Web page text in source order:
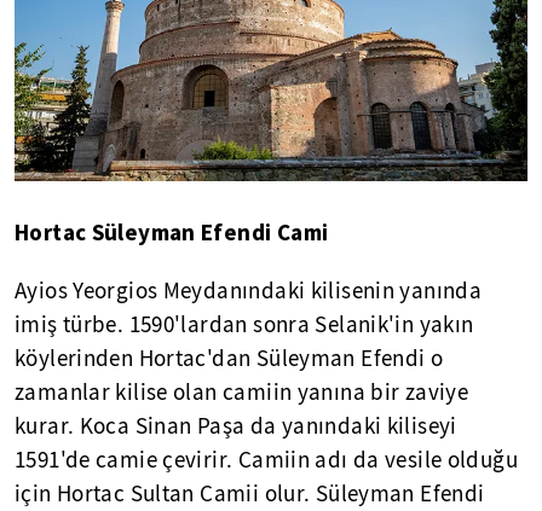
Hortac Süleyman Efendi Cami
Ayios Yeorgios Meydanındaki kilisenin yanında
imiş türbe. 1590'lardan sonra Selanik'in yakın
köylerinden Hortac'dan Süleyman Efendi o
zamanlar kilise olan camiin yanına bir zaviye
kurar. Koca Sinan Paşa da yanındaki kiliseyi
1591'de camie çevirir. Camiin adı da vesile olduğu
için Hortac Sultan Camii olur. Süleyman Efendi